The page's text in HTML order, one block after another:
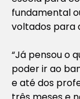
fundamental
voltados para
“Já pensou o
poder ir ao
e até dos